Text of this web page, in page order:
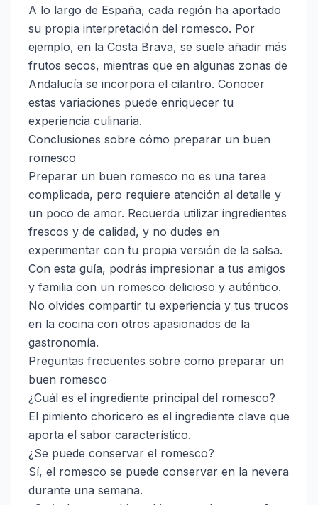
A lo largo de España, cada región ha aportado
su propia interpretación del romesco. Por
ejemplo, en la Costa Brava, se suele añadir más
frutos secos, mientras que en algunas zonas de
Andalucía se incorpora el cilantro. Conocer
estas variaciones puede enriquecer tu
experiencia culinaria.
Conclusiones sobre cómo preparar un buen
romesco
Preparar un buen romesco no es una tarea
complicada, pero requiere atención al detalle y
un poco de amor. Recuerda utilizar ingredientes
frescos y de calidad, y no dudes en
experimentar con tu propia versión de la salsa.
Con esta guía, podrás impresionar a tus amigos
y familia con un romesco delicioso y auténtico.
No olvides compartir tu experiencia y tus trucos
en la cocina con otros apasionados de la
gastronomía.
Preguntas frecuentes sobre como preparar un
buen romesco
¿Cuál es el ingrediente principal del romesco?
El pimiento choricero es el ingrediente clave que
aporta el sabor característico.
¿Se puede conservar el romesco?
Sí, el romesco se puede conservar en la nevera
durante una semana.